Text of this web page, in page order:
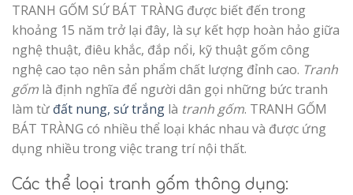
TRANH GỐM SỨ BÁT TRÀNG được biết đến trong
khoảng 15 năm trở lại đây, là sự kết hợp hoàn hảo giữa
nghệ thuật, điêu khắc, đắp nổi, kỹ thuật gốm công
nghệ cao tạo nên sản phẩm chất lượng đỉnh cao. Tranh
gốm là định nghĩa để người dân gọi những bức tranh
làm từ đất nung, sứ trắng là tranh gốm. TRANH GỐM
BÁT TRÀNG có nhiều thể loại khác nhau và được ứng
dụng nhiều trong việc trang trí nội thất.
Các thể loại tranh gốm thông dụng: